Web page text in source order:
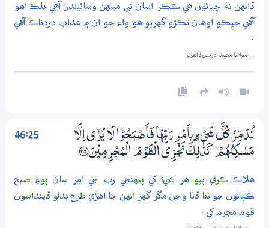
ڏانهن ته چيائون هي ڪڪر اسان تي مينهن وسائيندڙ آهي بلڪ اهو
آهي جيڪو اوهان تڪڙو گهريو هو واء جو ان ۾ عذاب دردناڪ آهي
.
— مولانا محمد ادريس ڏاھري
46:25
تُدَمِّرُ كُلَّ شَيْءٍۢ بِاَمْرِ رَبِّهَا فَاَصْبَحُوْا لَا يُرٰٓى اِلَّا
مَسٰكِنُهُمْ ۭ كَذٰلِكَ نَجْزِي الْقَوْمَ الْمُجْرِمِيْنَ ؀25
هلاڪ ڪري پيو هر شيءِ کي پنهنجي رب جي امر سان پوءِ صبح
ڪيائون جو نٿا ڏٺا وڃن مگر گهر انهن جا اهڙي طرح بدلو ڏينداسون
قوم مجرم کي .